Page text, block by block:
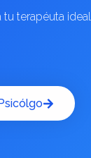
terapéuta